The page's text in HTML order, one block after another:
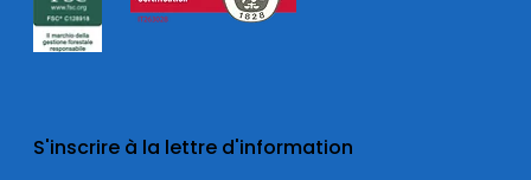
S'inscrire à la lettre d'information